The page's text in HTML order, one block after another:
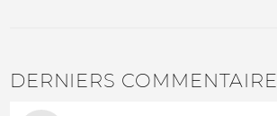
DERNIERS